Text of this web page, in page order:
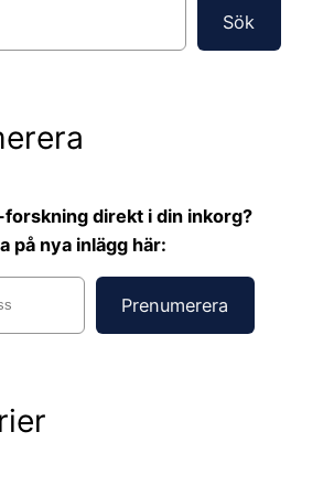
Sök
forskning direkt i din inkorg?
på nya inlägg här: